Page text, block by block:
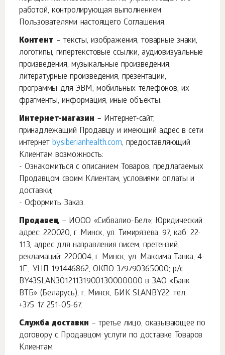
работой, контролирующая выполнением
Пользователями настоящего Соглашения.
Контент – тексты, изображения, товарные знаки,
логотипы, гипертекстовые ссылки, аудиовизуальные
произведения, музыкальные произведения,
литературные произведения, презентации,
программы для ЭВМ, мобильных телефонов, их
фрагменты, информация, иные объекты.
Интернет-магазин – Интернет-сайт,
принадлежащий Продавцу и имеющий адрес в сети
интернет by.siberianhealth.com, предоставляющий
Клиентам возможность:
- Ознакомиться с описанием Товаров, предлагаемых
Продавцом своим Клиентам, условиями оплаты и
доставки;
- Оформить Заказ.
Продавец – ИООО «Сибвалио-Бел»; Юридический
адрес: 220020, г. Минск, ул. Тимирязева, 97, каб. 22-
113, адрес для направления писем, претензий,
рекламаций: 220004, г. Минск, ул. Максима Танка, 4-
1Е., УНП 191446862, ОКПО 379790365000; р/с
BY43SLAN30121131900130000000 в ЗАО «Банк
ВТБ» (Беларусь), г. Минск, БИК SLANBY22; тел.
+375 17 251-05-67.
Служба доставки – третье лицо, оказывающее по
договору с Продавцом услуги по доставке Товаров
Клиентам.